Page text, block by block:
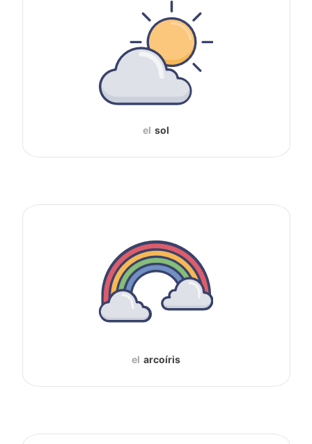
el sol
el arcoíris